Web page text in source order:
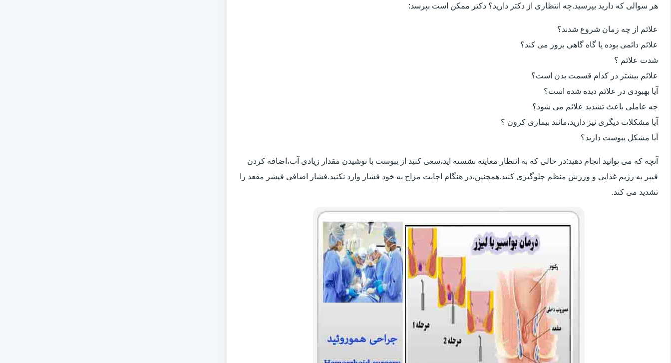
هر سوالی که دارید بپرسید.چه انتظاری از دکتر دارید؟ دکتر ممکن است بپرسد:
علائم از چه زمان شروع شدند؟
علائم دائمی بوده یا گاه گاهی بروز می کند؟
شدت علائم ؟
علائم بیشتر در کدام قسمت بدن است؟
آیا بهبودی در علائم دیده شده است؟
چه عاملی باعث تشدید علائم می شود؟
آیا مشکلات دیگری نیز دارید،مانند بیماری کرون ؟
آیا مشکل یبوست دارید؟
آنچه که می توانید انجام دهید:در حالی که به انتظار معاینه نشسته اید،سعی کنید از یبوست با نوشیدن مقدار زیادی آب،اضافه کردن
فیبر به رژیم غذایی و ورزش منظم جلوگیری کنید.همچنین،در هنگام اجابت مزاج به خود فشار وارد نکنید.فشار اضافی فیشر مقعد را
تشدید می کند.